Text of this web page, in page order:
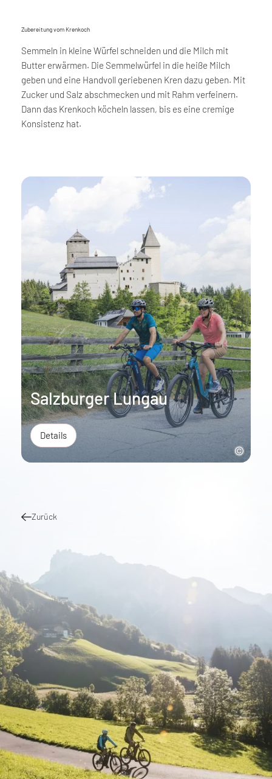
Zubereitung vom Krenkoch
Semmeln in kleine Würfel schneiden und die Milch mit
Butter erwärmen. Die Semmelwürfel in die heiße Milch
geben und eine Handvoll geriebenen Kren dazu geben. Mit
Zucker und Salz abschmecken und mit Rahm verfeinern.
Dann das Krenkoch köcheln lassen, bis es eine cremige
Konsistenz hat.
Salzburger Lungau
Details
Zurück